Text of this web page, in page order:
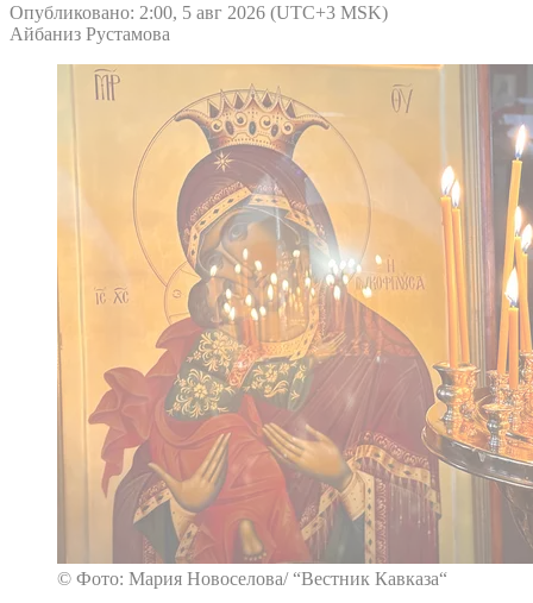
Опубликовано: 2:00, 5 авг 2026 (UTC+3 MSK)
Айбаниз Рустамова
© Фото: Мария Новоселова/ “Вестник Кавказа“